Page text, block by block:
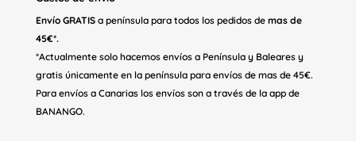
Envío GRATISa península para todos los pedidos de mas de
45€*.
*Actualmente solo hacemos envíos a Península y Baleares y
gratis únicamente en la península para envíos de mas de 45€.
Para envíos a Canarias los envíos son a través de la app de
BANANGO.